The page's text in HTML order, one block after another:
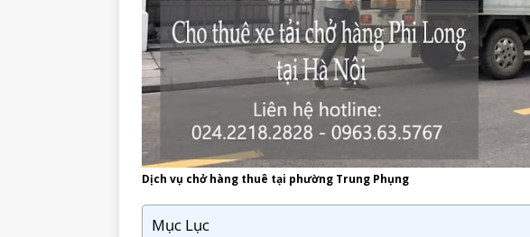
Dịch vụ chở hàng thuê tại phường Trung Phụng
Mục Lục